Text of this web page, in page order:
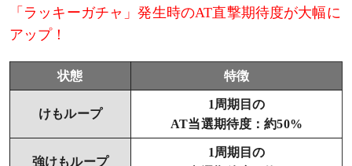
「ラッキーガチャ」発生時のAT直撃期待度が大幅に
アップ！
状態 特徴
けもループ
1周期目の
AT当選期待度：約50%
強けもループ
1周期目の